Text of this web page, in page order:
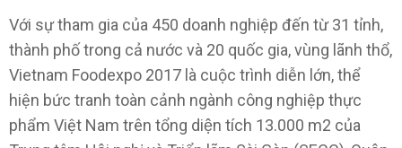
Với sự tham gia của 450 doanh nghiệp đến từ 31 tỉnh,
thành phố trong cả nước và 20 quốc gia, vùng lãnh thổ,
Vietnam Foodexpo 2017 là cuộc trình diễn lớn, thể
hiện bức tranh toàn cảnh ngành công nghiệp thực
phẩm Việt Nam trên tổng diện tích 13.000 m2 của